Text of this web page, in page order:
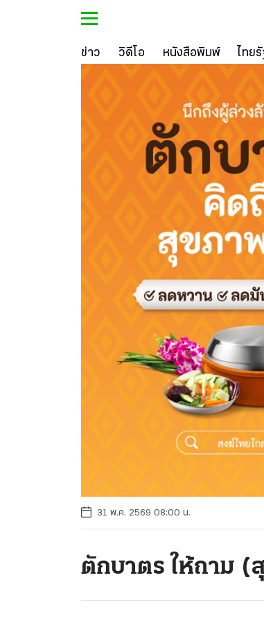
ข่าว วิดีโอ หนังสือพิมพ์ ไทย
31 พ.ค. 2569 08:00 น.
ตักบาตร ให้ถาม (